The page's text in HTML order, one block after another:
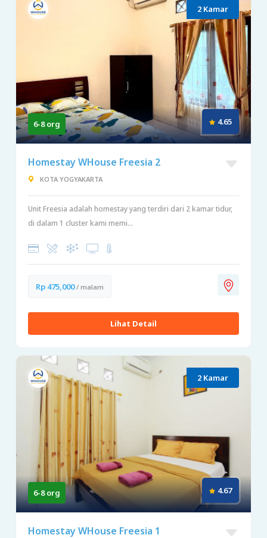
2 Kamar
6-8 org 4.65
Homestay WHouse Freesia 2
KOTA YOGYAKARTA
Unit Freesia adalah homestay yang terdiri dari 2 kamar tidur,
di dalam 1 cluster kami memi...
Rp 475,000/ malam
Lihat Detail
2 Kamar
6-8 org 4.67
Homestay WHouse Freesia 1